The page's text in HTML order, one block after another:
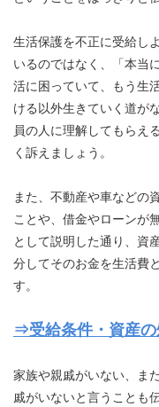
生活保護を不正に受給し
いるのではなく、「本当
活に困っていて、もう生
ける以外生きていく道が
員の人に理解してもらえ
く訴えましょう。
また、不動産や車などの
ことや、借金やローンが
として説明した通り、資
分してそのお金を生活費
す。
⇒受給条件・資産
家族や親戚がいない、ま
戚がいないと言うことも